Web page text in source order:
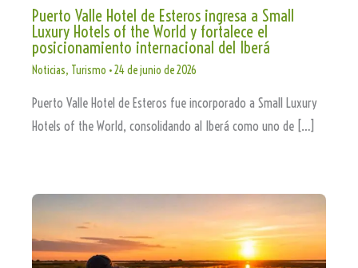
Puerto Valle Hotel de Esteros ingresa a Small
Luxury Hotels of the World y fortalece el
posicionamiento internacional del Iberá
Noticias, Turismo •24 de junio de 2026
Puerto Valle Hotel de Esteros fue incorporado a Small Luxury
Hotels of the World, consolidando al Iberá como uno de […]